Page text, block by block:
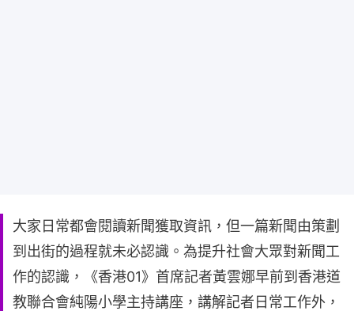
大家日常都會閱讀新聞獲取資訊，但一篇新聞由策劃
到出街的過程就未必認識。為提升社會大眾對新聞工
作的認識，《香港01》首席記者黃雲娜早前到香港道
教聯合會純陽小學主持講座，講解記者日常工作外，